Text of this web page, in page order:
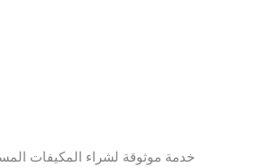
خدمة موثوقة لشراء المكيفات